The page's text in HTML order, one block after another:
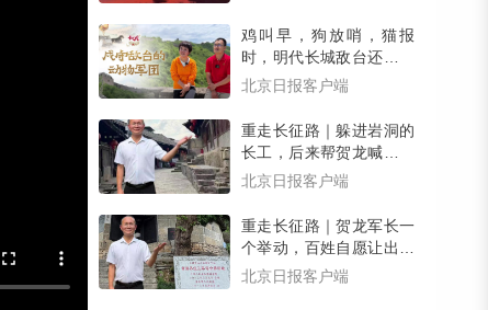
鸡叫早，狗放哨，猫报
时，明代长城敌台还藏着
一支动物戍守军团（留言
北京日报客户端
重走长征路｜躲进岩洞的
长工，后来帮贺龙喊回了
逃跑的乡亲们，壮大了红
北京日报客户端
重走长征路｜贺龙军长一
个举动，百姓自愿让出家
宅，红三军在南腰界有了
北京日报客户端